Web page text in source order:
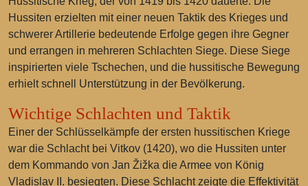
Hussiten erzielten mit einer neuen Taktik des Krieges und
schwerer Artillerie bedeutende Erfolge gegen ihre Gegner
und errangen in mehreren Schlachten Siege. Diese Siege
inspirierten viele Tschechen, und die hussitische Bewegung
erhielt schnell Unterstützung in der Bevölkerung.
Wichtige Schlachten und Taktik
Einer der Schlüsselkämpfe der ersten hussitischen Kriege
war die Schlacht bei Vitkov (1420), wo die Hussiten unter
dem Kommando von Jan Žižka die Armee von König
Vladislav II. besiegten. Diese Schlacht zeigte die Effektivität